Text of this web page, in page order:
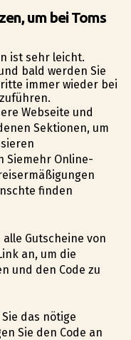
um bei Toms
ist sehr leicht.
bald werden Sie
immer wieder bei
Webseite und
Sektionen, um
Siemehr Online-
finden
Gutscheine von
an, um die
und den Code zu
das nötige
Sie den Code an